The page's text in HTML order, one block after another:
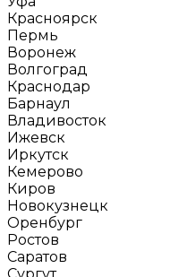
Красноярск
Пермь
Воронеж
Волгоград
Краснодар
Барнаул
Владивосток
Ижевск
Иркутск
Кемерово
Киров
Новокузнецк
Оренбург
Ростов
Саратов